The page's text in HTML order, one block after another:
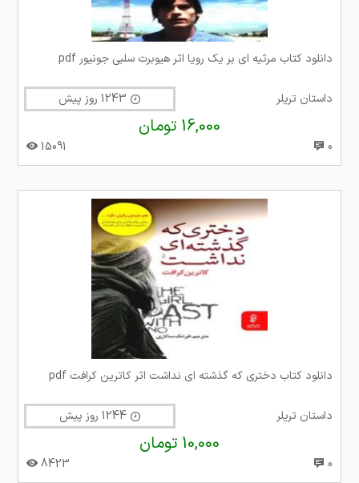
دانلود کتاب مرثیه ای بر یک رویا اثر هیوبرت سلبی جونیور pdf
داستان تریلر
16,000 تومان
0
15091
دانلود کتاب دختری که گذشته ای نداشت اثر کاترین کرافت pdf
داستان تریلر 1244 روز پیش
10,000 تومان
0
8423